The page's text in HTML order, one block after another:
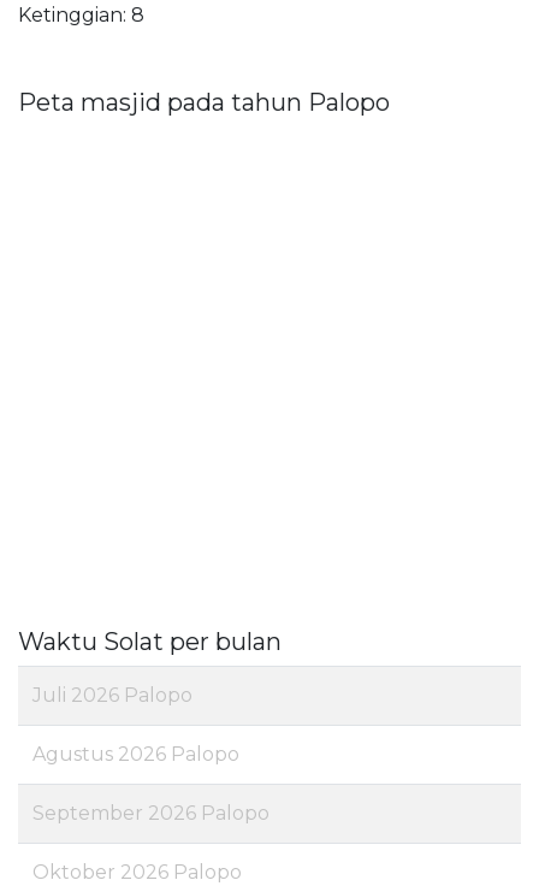
Ketinggian: 8
Peta masjid pada tahun Palopo
Waktu Solat per bulan
Juli 2026 Palopo
Agustus 2026 Palopo
September 2026 Palopo
Oktober 2026 Palopo